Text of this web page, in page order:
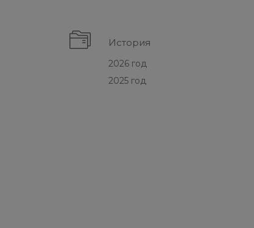
История
2026 год
2025 год